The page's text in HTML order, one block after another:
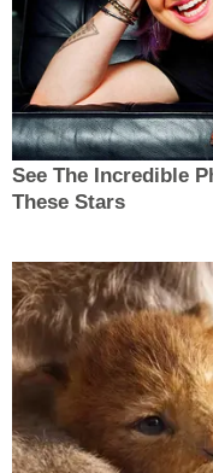
See The Incredible
These Stars